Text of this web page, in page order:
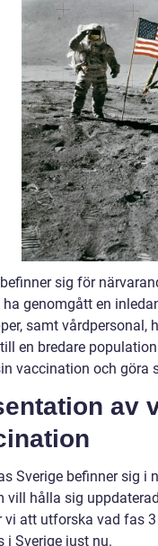
sig för
genomgått en
samt vårdpersonal,
en bredare
vaccination och göra
av
Sverige befinner sig i
vill hålla sig
vi att utforska vad fas
i Sverige just nu.